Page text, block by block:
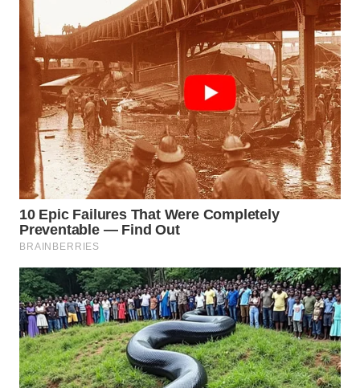
WN
SUKABUMI
WN
PURWAKARTA
WN
PRIANGAN
TIMUR
WN
SEMARANG
WN
SOLO
WN
BOROBUDUR